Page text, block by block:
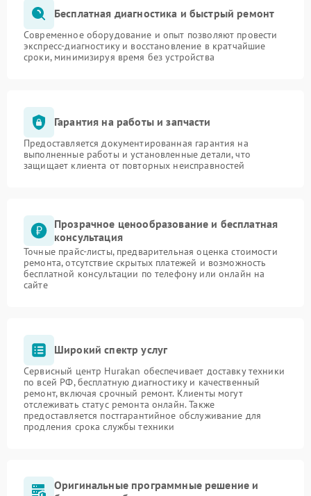
Бесплатная диагностика и быстрый ремонт
Современное оборудование и опыт позволяют провести
экспресс-диагностику и восстановление в кратчайшие
сроки, минимизируя время без устройства
Гарантия на работы и запчасти
Предоставляется документированная гарантия на
выполненные работы и установленные детали, что
защищает клиента от повторных неисправностей
Прозрачное ценообразование и бесплатная
консультация
Точные прайс-листы, предварительная оценка стоимости
ремонта, отсутствие скрытых платежей и возможность
бесплатной консультации по телефону или онлайн на
сайте
Широкий спектр услуг
Сервисный центр Hurakan обеспечивает доставку техники
по всей РФ, бесплатную диагностику и качественный
ремонт, включая срочный ремонт. Клиенты могут
отслеживать статус ремонта онлайн. Также
предоставляется постгарантийное обслуживание для
продления срока службы техники
Оригинальные программные решение и